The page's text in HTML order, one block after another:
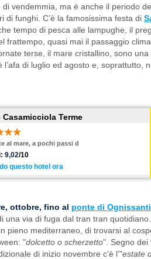
vendemmia, ma è anche il periodo
di funghi. C’è la famosissima festa di
tempo di pesca alle lampughe, il
frattempo, quasi mai il passaggio
terse, il mare cristallino, sono
l’afa di luglio ed agosto e, soprattutto,
Terme
al mare, a pochi passi d
9,02/10
questo hotel ora
ottobre, fino al ponte di Ognissanti
una via di fuga dal tran tran
pieno mediterraneo, di trovarsi al
"dolcetto o scherzetto". Segno dei
di inizio novembre c’è l’"estate